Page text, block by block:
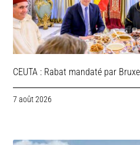
CEUTA : Rabat mandaté par
7 août 2026